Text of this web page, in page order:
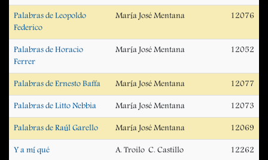
Palabras de Leopoldo
Federico
María José Mentana 12076
Palabras de Horacio
Ferrer
María José Mentana 12052
Palabras de Ernesto Baffa María José Mentana 12077
Palabras de Litto Nebbia María José Mentana 12073
Palabras de Raúl Garello María José Mentana 12069
Y a mí qué A. Troilo  C. Castillo 12262